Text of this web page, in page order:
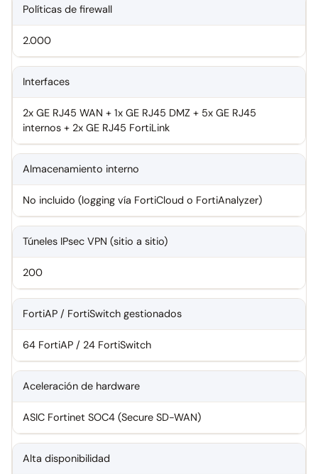
Políticas de firewall
2.000
Interfaces
2x GE RJ45 WAN + 1x GE RJ45 DMZ + 5x GE RJ45
internos + 2x GE RJ45 FortiLink
Almacenamiento interno
No incluido (logging vía FortiCloud o FortiAnalyzer)
Túneles IPsec VPN (sitio a sitio)
200
FortiAP / FortiSwitch gestionados
64 FortiAP / 24 FortiSwitch
Aceleración de hardware
ASIC Fortinet SOC4 (Secure SD-WAN)
Alta disponibilidad